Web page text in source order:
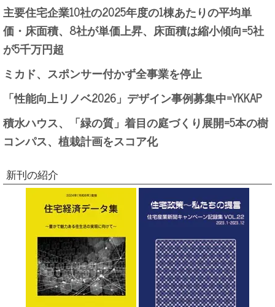
主要住宅企業10社の2025年度の1棟あたりの平均単
価・床面積、8社が単価上昇、床面積は縮小傾向=5社
が5千万円超
ミカド、スポンサー付かず全事業を停止
「性能向上リノベ2026」デザイン事例募集中=YKKAP
積水ハウス、「緑の質」着目の庭づくり展開=5本の樹
コンパス、植栽計画をスコア化
新刊の紹介